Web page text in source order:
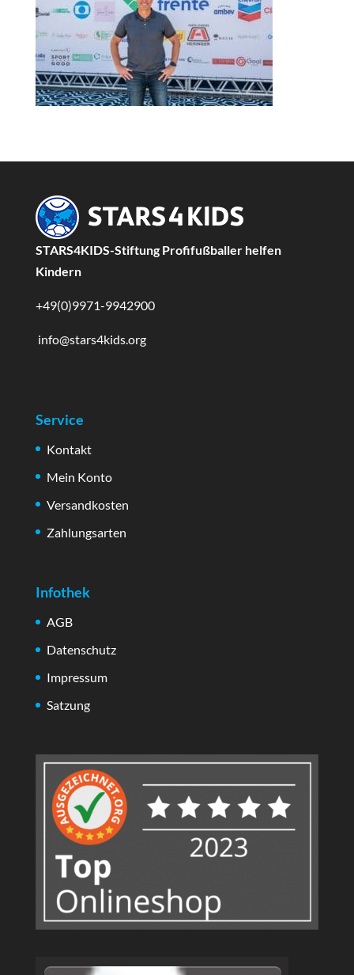
STARS4KIDS-Stiftung Profifußballer helfen
Kindern
+49(0)9971-9942900
info@stars4kids.org
Service
Kontakt
Mein Konto
Versandkosten
Zahlungsarten
Infothek
AGB
Datenschutz
Impressum
Satzung